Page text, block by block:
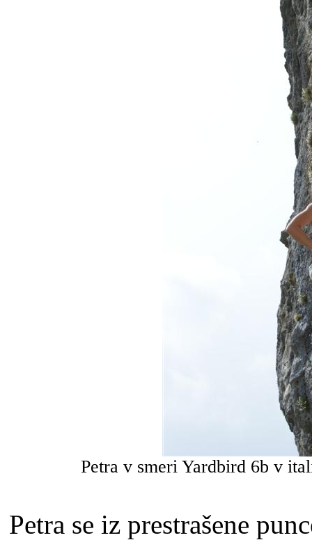
Petra v smeri Yardbird 6b v
Petra se iz prestrašene